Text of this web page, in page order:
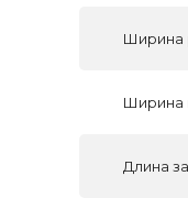
Ширина
Ширина
Длина